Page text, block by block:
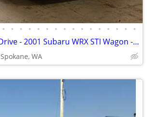
• • • • • • • • • • • • • • • •
RHD Right Hand Drive - 2001 Subaru WRX STI Wagon - EagleCars.com
Spokane, WA